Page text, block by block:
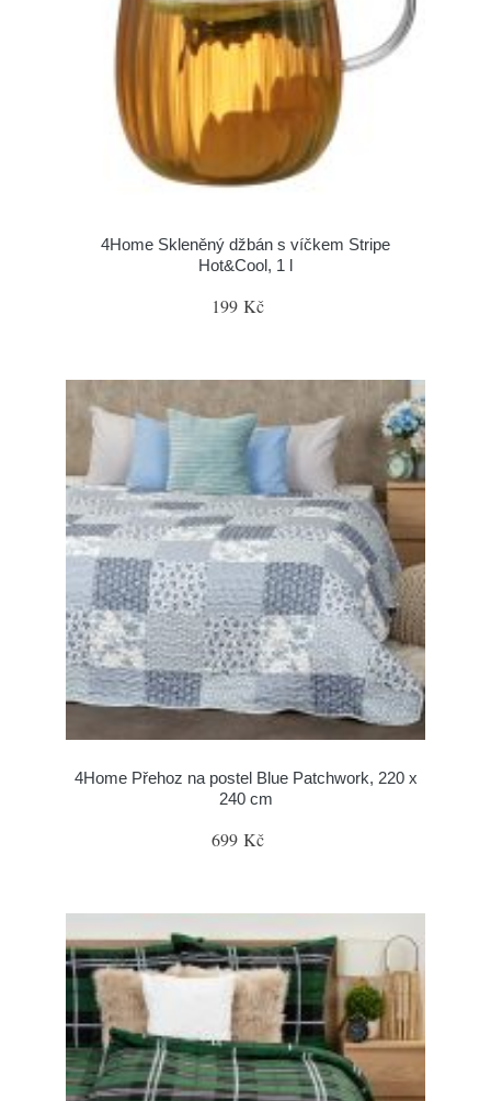
4Home Skleněný džbán s víčkem Stripe
Hot&Cool, 1 l
199 Kč
4Home Přehoz na postel Blue Patchwork, 220 x
240 cm
699 Kč